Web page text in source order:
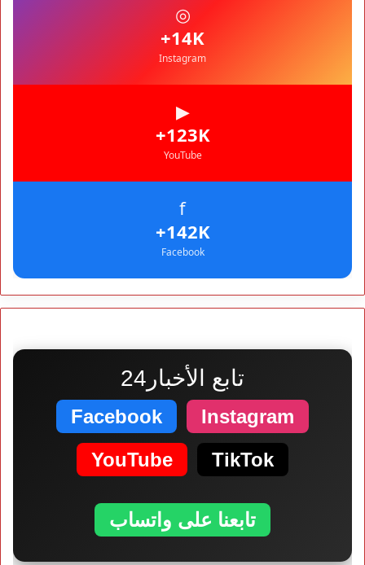
1,5 million de dirhams pour diagnostiquer le silence de
◎
+14K
Instagram
▶
+123K
YouTube
f
+142K
Facebook
تابع الأخبار24
Facebook
Instagram
YouTube
TikTok
تابعنا على واتساب